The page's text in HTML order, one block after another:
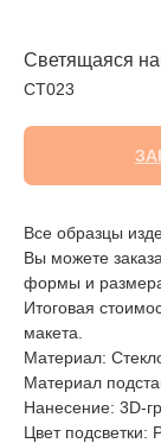
Светящаяся
СТ023
Все образцы
Вы можете
формы и
Итоговая
макета.
Материал:
Материал
Нанесение: 3D-
Цвет подсветки: